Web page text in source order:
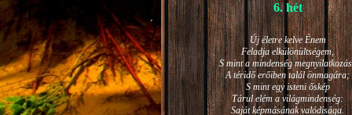
6. hét
Új életre kelve Énem
Feladja elkülönültségem,
S mint a mindenség
A téridő erőiben talál önmagára;
S mint egy isteni őskép
Tárul elém a világmindenség:
Saját képmásának valódisága.